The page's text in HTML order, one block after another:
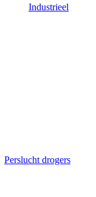
Industrieel
Perslucht drogers